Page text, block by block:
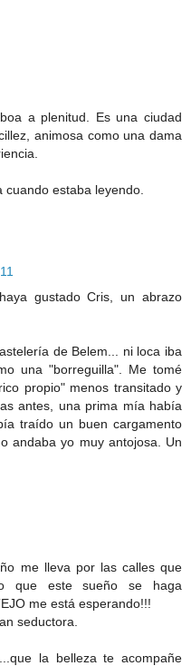
a plenitud. Es una ciudad
animosa como una dama
estaba leyendo.
gustado Cris, un abrazo
de Belem... ni loca iba
una "borreguilla". Me tomé
propio" menos transitado y
antes, una prima mía había
traído un buen cargamento
andaba yo muy antojosa. Un
me lleva por las calles que
que este sueño se haga
me está esperando!!!
seductora.
la belleza te acompañe